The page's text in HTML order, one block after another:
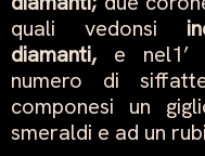
quali vedonsi
diamanti, e nel1’
numero di
componesi un
smeraldi e ad un